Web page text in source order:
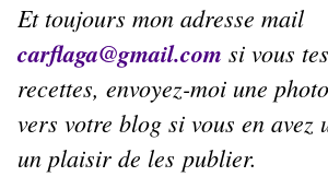
Et toujours mon adresse mail
carflaga@gmail.com si vous
recettes, envoyez-moi une
vers votre blog si vous en avez
un plaisir de les publier.